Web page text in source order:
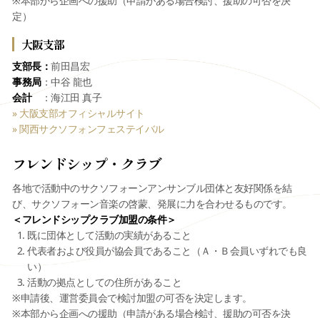
定）
大阪支部
支部長： 前田昌宏
事務局：中谷 龍也
会計：海江田 真子
» 大阪支部オフィシャルサイト
» 関西サクソフォンフェステイバル
フレンドシップ・クラブ
各地で活動中のサクソフォーンアンサンブル団体と友好関係を結
び、サクソフォーン音楽の啓蒙、発展に力を合わせるものです。
＜フレンドシップクラブ加盟の条件＞
既に団体として活動の実績があること
代表者および役員が協会員であること（Ａ・Ｂ会員いずれでも良
い）
活動の拠点としての住所があること
※申請後、運営委員会で検討加盟の可否を決定します。
※本部から企画への援助（申請がある場合検討、援助の可否を決